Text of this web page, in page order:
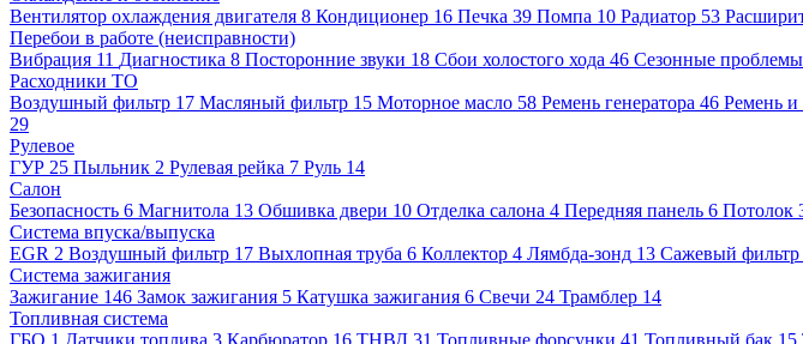
Вентилятор охлаждения двигателя 8 Кондиционер 16 Печка 39 Помпа 10 Радиатор 53
Перебои в работе (неисправности)
Вибрация 11 Диагностика 8 Посторонние звуки 18 Сбои холостого хода 46 Сезонные проблемы
Расходники ТО
Воздушный фильтр 17 Масляный фильтр 15 Моторное масло 58 Ремень генератора 46 Ремень
29
Рулевое
ГУР 25 Пыльник 2 Рулевая рейка 7 Руль 14
Салон
Безопасность 6 Магнитола 13 Обшивка двери 10 Отделка салона 4 Передняя панель 6 Потолок
Система впуска/выпуска
EGR 2 Воздушный фильтр 17 Выхлопная труба 6 Коллектор 4 Лямбда-зонд 13 Сажевый фильтр
Система зажигания
Зажигание 146 Замок зажигания 5 Катушка зажигания 6 Свечи 24 Трамблер 14
Топливная система
ГБО 1 Датчики топлива 3 Карбюратор 16 ТНВД 31 Топливные форсунки 41 Топливный бак 15